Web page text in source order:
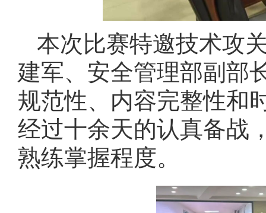
本次比赛特邀技术攻
建军、安全管理部副部
规范性、内容完整性和
经过十余天的认真备战
熟练掌握程度。